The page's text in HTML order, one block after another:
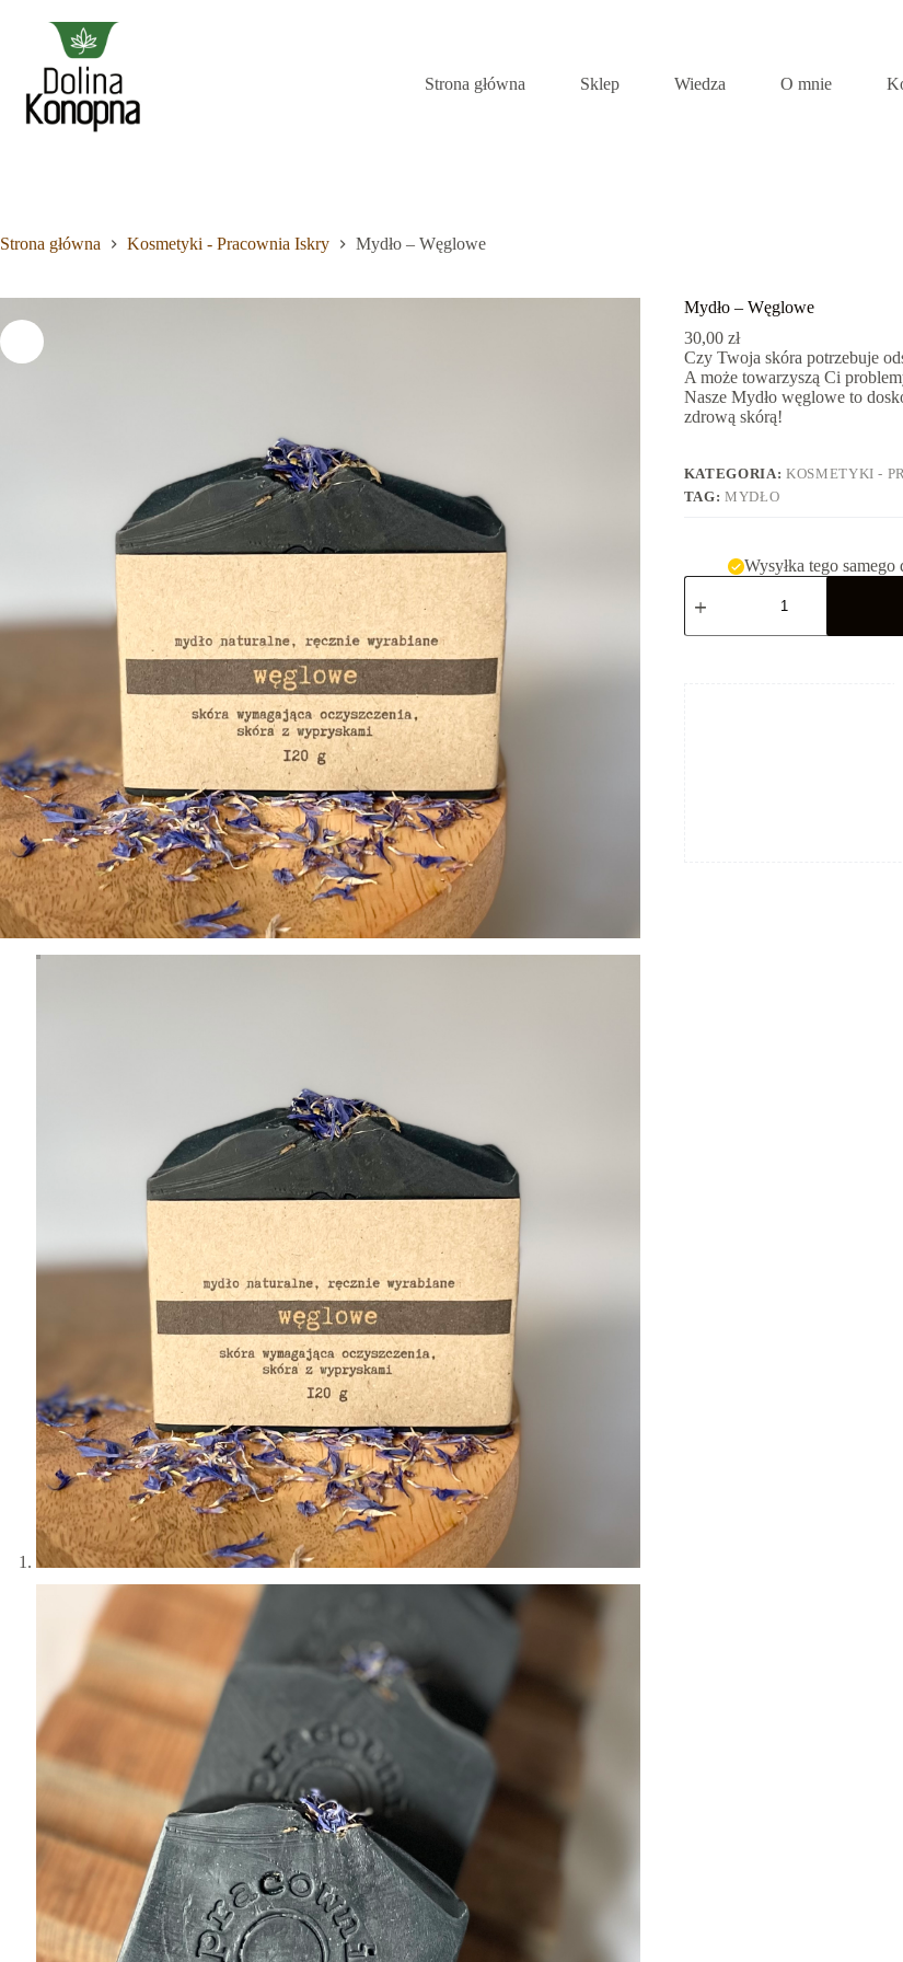
Brak
Strona główna Sklep Wiedza O mnie
Strona główna Kosmetyki - Pracownia Iskry Mydło – Węglowe
Mydło – Węglowe
30,00 zł
Czy Twoja skóra potrzebuje
A może towarzyszą Ci
Nasze Mydło węglowe to
zdrową skórą!
KATEGORIA: KOSMETYKI -
TAG:MYDŁO
Wysyłka tego
ilość
Mydło
Węglowe